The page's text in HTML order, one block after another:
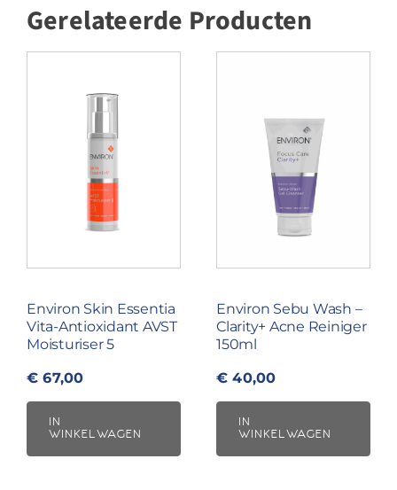
Gerelateerde Producten
Environ Skin Essentia
Vita-Antioxidant AVST
Moisturiser 5
€ 67,00
IN
WINKELWAGEN
Environ Sebu Wash –
Clarity+ Acne Reiniger
150ml
€ 40,00
IN
WINKELWAGEN